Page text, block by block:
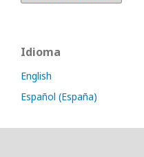
Idioma
English
Español (España)